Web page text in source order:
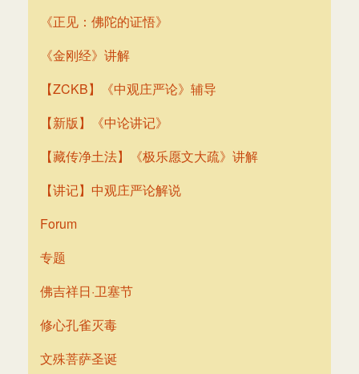
《正见：佛陀的证悟》
《金刚经》讲解
【ZCKB】《中观庄严论》辅导
【新版】《中论讲记》
【藏传净土法】《极乐愿文大疏》讲解
【讲记】中观庄严论解说
Forum
专题
佛吉祥日·卫塞节
修心孔雀灭毒
文殊菩萨圣诞